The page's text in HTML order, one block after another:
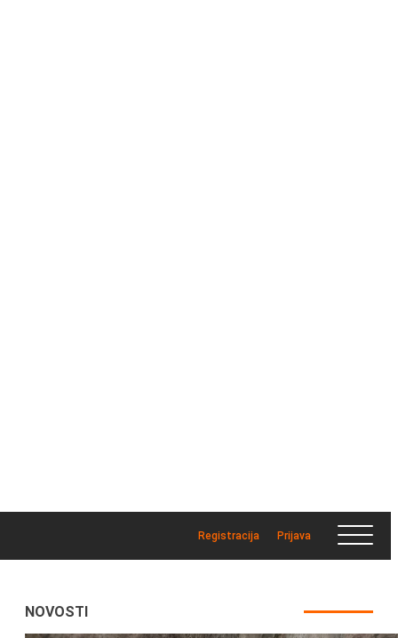
Registracija Prijava
NOVOSTI